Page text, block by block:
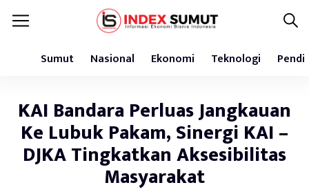
Sumut Nasional Ekonomi Teknologi
KAI Bandara Perluas Jangkauan
Ke Lubuk Pakam, Sinergi KAI –
DJKA Tingkatkan Aksesibilitas
Masyarakat